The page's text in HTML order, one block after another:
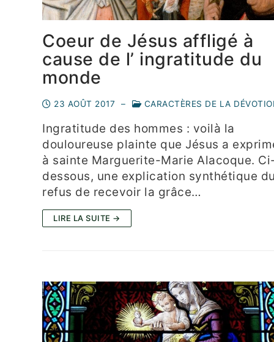
Coeur de Jésus affligé à
cause de l’ ingratitude du
monde
23 AOÛT 2017 – CARACTÈRES DE LA
Ingratitude des hommes : voilà la
douloureuse plainte que Jésus a
à sainte Marguerite-Marie Alacoque.
dessous, une explication synthétique
refus de recevoir la grâce…
LIRE LA SUITE →